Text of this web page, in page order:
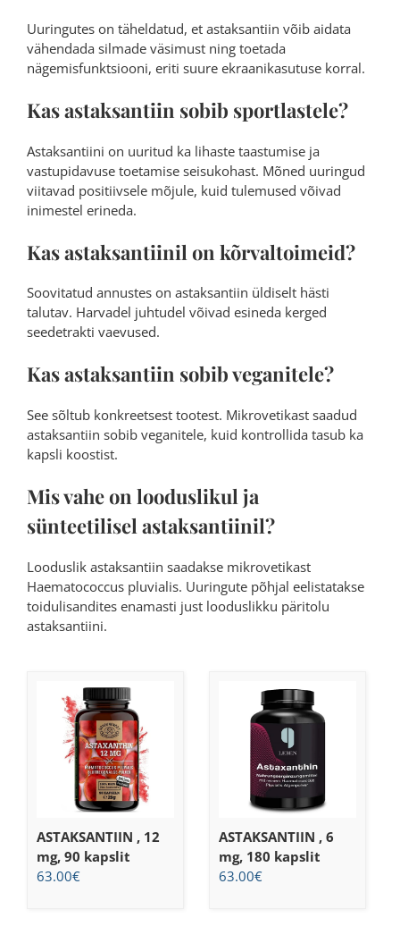
Uuringutes on täheldatud, et astaksantiin võib aidata
vähendada silmade väsimust ning toetada
nägemisfunktsiooni, eriti suure ekraanikasutuse korral.
Kas astaksantiin sobib sportlastele?
Astaksantiini on uuritud ka lihaste taastumise ja
vastupidavuse toetamise seisukohast. Mõned uuringud
viitavad positiivsele mõjule, kuid tulemused võivad
inimestel erineda.
Kas astaksantiinil on kõrvaltoimeid?
Soovitatud annustes on astaksantiin üldiselt hästi
talutav. Harvadel juhtudel võivad esineda kerged
seedetrakti vaevused.
Kas astaksantiin sobib veganitele?
See sõltub konkreetsest tootest. Mikrovetikast saadud
astaksantiin sobib veganitele, kuid kontrollida tasub ka
kapsli koostist.
Mis vahe on looduslikul ja
sünteetilisel astaksantiinil?
Looduslik astaksantiin saadakse mikrovetikast
Haematococcus pluvialis. Uuringute põhjal eelistatakse
toidulisandites enamasti just looduslikku päritolu
astaksantiini.
ASTAKSANTIIN , 12
mg, 90 kapslit
63.00€
ASTAKSANTIIN , 6
mg, 180 kapslit
63.00€